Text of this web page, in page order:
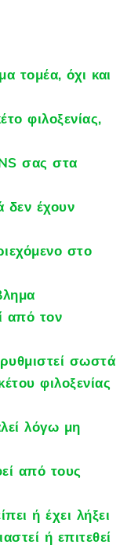
τομέα, όχι και
φιλοξενίας,
σας στα
δεν έχουν
στο
από τον
σωστά
φιλοξενίας
λόγω μη
από τους
ή έχει λήξει
ή επιτεθεί